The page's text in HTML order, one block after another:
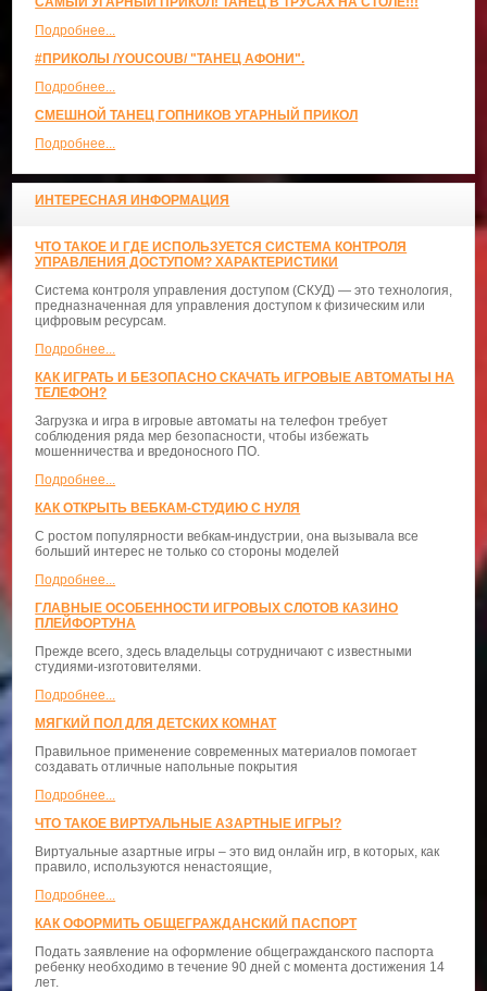
Подробнее...
#ПРИКОЛЫ /YOUCOUB/ "ТАНЕЦ АФОНИ".
Подробнее...
СМЕШНОЙ ТАНЕЦ ГОПНИКОВ УГАРНЫЙ ПРИКОЛ
Подробнее...
ИНТЕРЕСНАЯ ИНФОРМАЦИЯ
ЧТО ТАКОЕ И ГДЕ ИСПОЛЬЗУЕТСЯ СИСТЕМА КОНТРОЛЯ
УПРАВЛЕНИЯ ДОСТУПОМ? ХАРАКТЕРИСТИКИ
Система контроля управления доступом (СКУД) — это технология,
предназначенная для управления доступом к физическим или
цифровым ресурсам.
Подробнее...
КАК ИГРАТЬ И БЕЗОПАСНО СКАЧАТЬ ИГРОВЫЕ АВТОМАТЫ НА
ТЕЛЕФОН?
Загрузка и игра в игровые автоматы на телефон требует
соблюдения ряда мер безопасности, чтобы избежать
мошенничества и вредоносного ПО.
Подробнее...
КАК ОТКРЫТЬ ВЕБКАМ-СТУДИЮ С НУЛЯ
С ростом популярности вебкам-индустрии, она вызывала все
больший интерес не только со стороны моделей
Подробнее...
ГЛАВНЫЕ ОСОБЕННОСТИ ИГРОВЫХ СЛОТОВ КАЗИНО
ПЛЕЙФОРТУНА
Прежде всего, здесь владельцы сотрудничают с известными
студиями-изготовителями.
Подробнее...
МЯГКИЙ ПОЛ ДЛЯ ДЕТСКИХ КОМНАТ
Правильное применение современных материалов помогает
создавать отличные напольные покрытия
Подробнее...
ЧТО ТАКОЕ ВИРТУАЛЬНЫЕ АЗАРТНЫЕ ИГРЫ?
Виртуальные азартные игры – это вид онлайн игр, в которых, как
правило, используются ненастоящие,
Подробнее...
КАК ОФОРМИТЬ ОБЩЕГРАЖДАНСКИЙ ПАСПОРТ
Подать заявление на оформление общегражданского паспорта
ребенку необходимо в течение 90 дней с момента достижения 14
лет.